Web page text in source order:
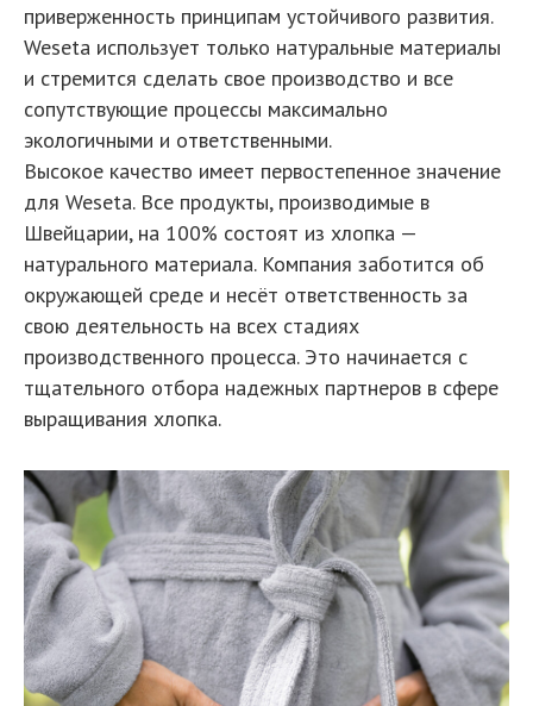
приверженность принципам устойчивого развития.
Weseta использует только натуральные материалы
и стремится сделать свое производство и все
сопутствующие процессы максимально
экологичными и ответственными.
Высокое качество имеет первостепенное значение
для Weseta. Все продукты, производимые в
Швейцарии, на 100% состоят из хлопка —
натурального материала. Компания заботится об
окружающей среде и несёт ответственность за
свою деятельность на всех стадиях
производственного процесса. Это начинается с
тщательного отбора надежных партнеров в сфере
выращивания хлопка.